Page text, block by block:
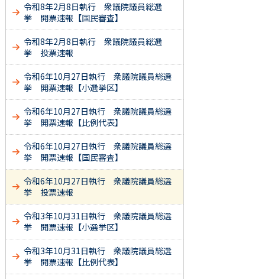
令和8年2月8日執行 衆議院議員総選
挙 開票速報【国民審査】
令和8年2月8日執行 衆議院議員総選
挙 投票速報
令和6年10月27日執行 衆議院議員総選
挙 開票速報【小選挙区】
令和6年10月27日執行 衆議院議員総選
挙 開票速報【比例代表】
令和6年10月27日執行 衆議院議員総選
挙 開票速報【国民審査】
令和6年10月27日執行 衆議院議員総選
挙 投票速報
令和3年10月31日執行 衆議院議員総選
挙 開票速報【小選挙区】
令和3年10月31日執行 衆議院議員総選
挙 開票速報【比例代表】